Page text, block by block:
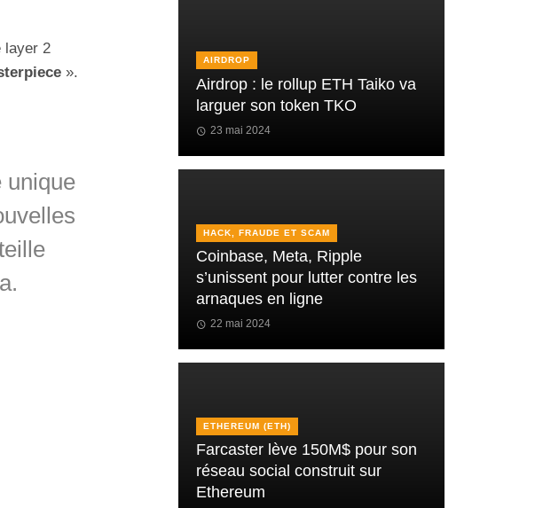
layer 2
».
unique
AIRDROP
Airdrop : le rollup ETH Taiko va
larguer son token TKO
23 mai 2024
HACK, FRAUDE ET SCAM
Coinbase, Meta, Ripple
s’unissent pour lutter contre les
arnaques en ligne
22 mai 2024
ETHEREUM (ETH)
Farcaster lève 150M$ pour son
réseau social construit sur
Ethereum